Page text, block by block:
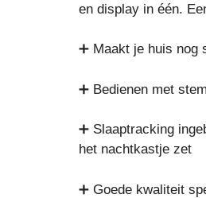
en display in één.
➕ Maakt je huis nog
➕ Bedienen met
➕ Slaaptracking
het nachtkastje zet
➕ Goede kwaliteit